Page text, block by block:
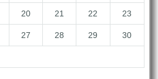
20 21 22 23
27 28 29 30